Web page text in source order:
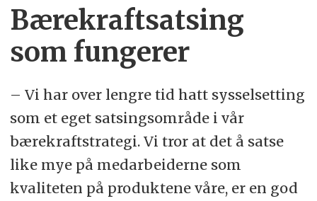
Bærekraftsatsing
som fungerer
– Vi har over lengre tid hatt sysselsetting
som et eget satsingsområde i vår
bærekraftstrategi. Vi tror at det å satse
like mye på medarbeiderne som
kvaliteten på produktene våre, er en god